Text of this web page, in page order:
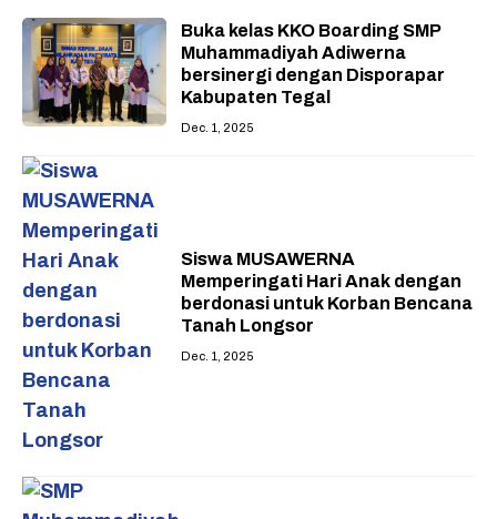
Buka kelas KKO Boarding SMP
Muhammadiyah Adiwerna
bersinergi dengan Disporapar
Kabupaten Tegal
Dec. 1, 2025
Siswa MUSAWERNA
Memperingati Hari Anak dengan
berdonasi untuk Korban Bencana
Tanah Longsor
Dec. 1, 2025